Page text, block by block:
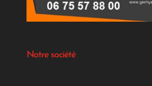
Notre société